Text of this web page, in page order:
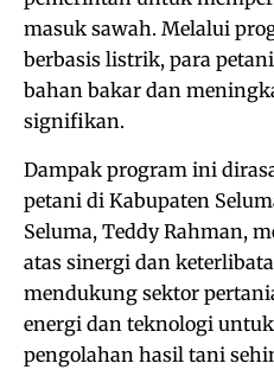
masuk sawah. Melalui
berbasis listrik, para
bahan bakar dan
signifikan.
Dampak program ini
petani di Kabupaten
Seluma, Teddy Rahman,
atas sinergi dan
mendukung sektor
energi dan teknologi
pengolahan hasil tani